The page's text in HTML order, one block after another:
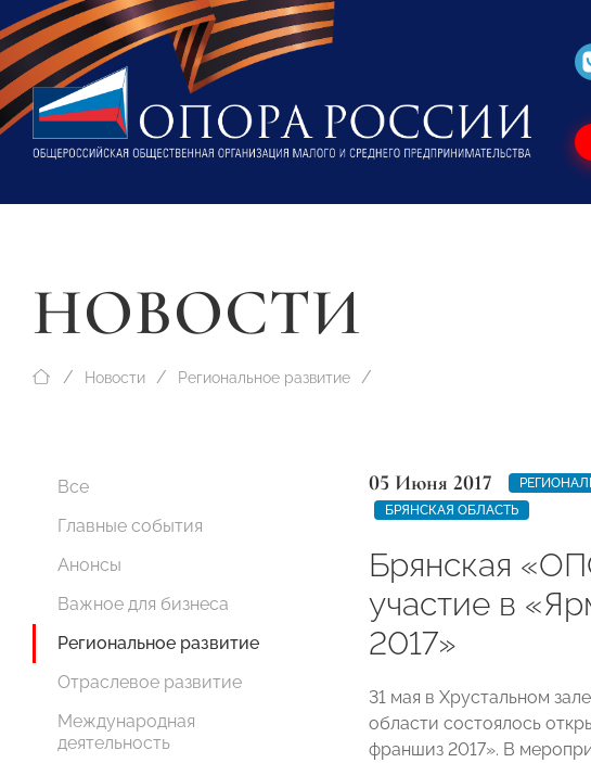
НОВОСТИ
Новости Региональное развитие
Все
Главные события
Анонсы
Важное для бизнеса
Региональное развитие
Отраслевое развитие
Международная
деятельность
05 Июня 2017
БРЯНСКАЯ ОБЛАСТЬ
Брянская
участие в
2017»
31 мая в Хрустальном
области состоялось
франшиз 2017». В